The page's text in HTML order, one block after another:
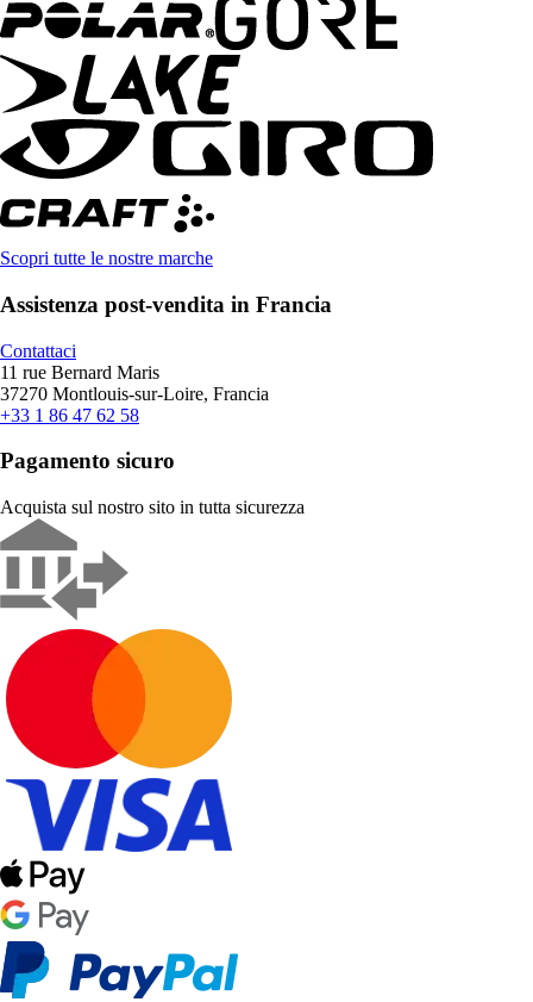
Scopri tutte le nostre marche
Assistenza post-vendita in Francia
Contattaci
11 rue Bernard Maris
37270 Montlouis-sur-Loire, Francia
+33 1 86 47 62 58
Pagamento sicuro
Acquista sul nostro sito in tutta sicurezza